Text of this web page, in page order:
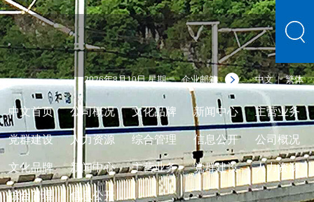
2026年8月10日 星期一企业邮箱 中文 | 繁体
中文首页 公司概况 文化品牌 新闻中心 主营业务
党群建设 人力资源 综合管理 信息公开 公司概况
文化品牌 新闻中心 主营业务 党群建设 人力资源
综合管理 信息公开